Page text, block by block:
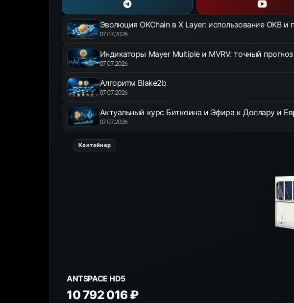
Эволюция OKChain в X Layer: использование OKB
07.07.2026
Индикаторы Mayer Multiple и MVRV: точный
07.07.2026
Алгоритм Blake2b
07.07.2026
Актуальный курс Биткоина и Эфира к Доллару и
07.07.2026
Контейнер
ANTSPACE HD5
10 792 016 ₽